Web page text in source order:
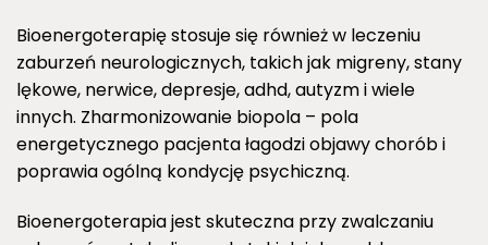
Bioenergoterapię stosuje się również w leczeniu
zaburzeń neurologicznych, takich jak migreny, stany
lękowe, nerwice, depresje, adhd, autyzm i wiele
innych. Zharmonizowanie biopola – pola
energetycznego pacjenta łagodzi objawy chorób i
poprawia ogólną kondycję psychiczną.
Bioenergoterapia jest skuteczna przy zwalczaniu